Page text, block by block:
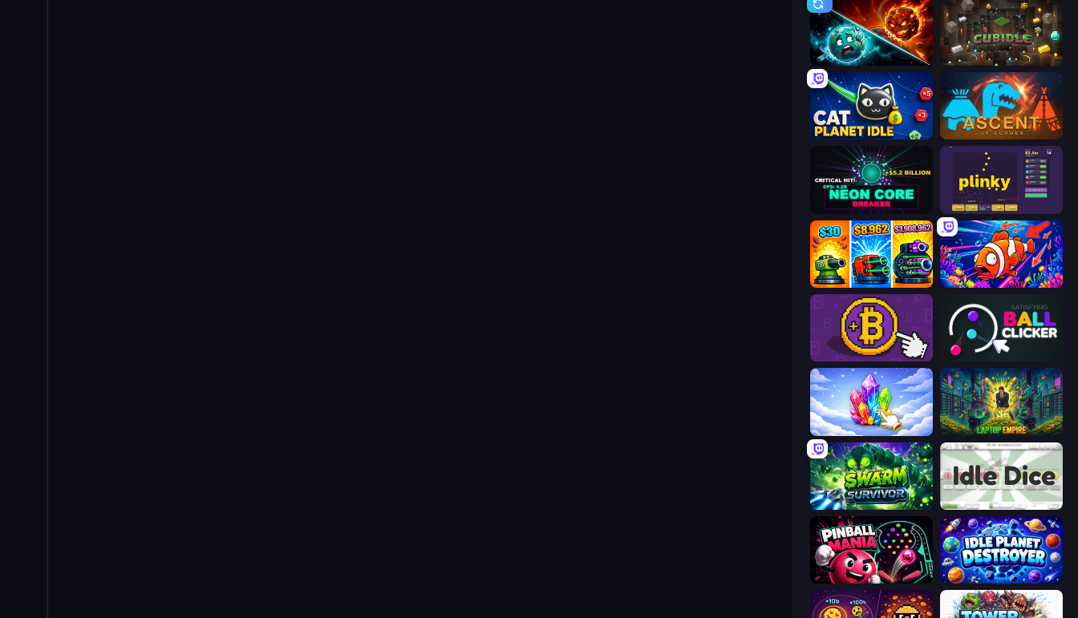
PlanetCrush 2 Cubidle
Cat Planet Idle Ascent of Echoes
Neon Core Breaker Plinky
Pumpkin Defense: Merge Cannon Fish Catch Idle
Money Maker Satisfying Ball Clicker
Crystalia Idle Clicker Laptop Empire
Swarm Survivor Idle Dice
Pinball Mania Idle Planet Destroyer